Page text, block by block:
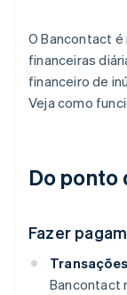
O Bancontact
financeiras
financeiro de
Veja como
Do ponto
Fazer
Bancontact